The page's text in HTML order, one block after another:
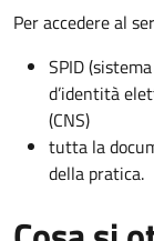
Per accedere al
SPID
d’identità
(CNS)
tutta la
della pratica.